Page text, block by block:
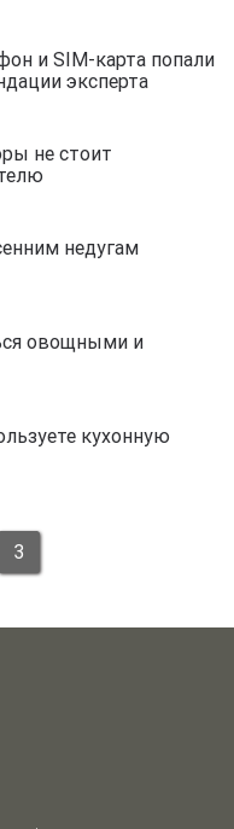
и SIM-карта попали
эксперта
не стоит
недугам
овощными и
кухонную
3